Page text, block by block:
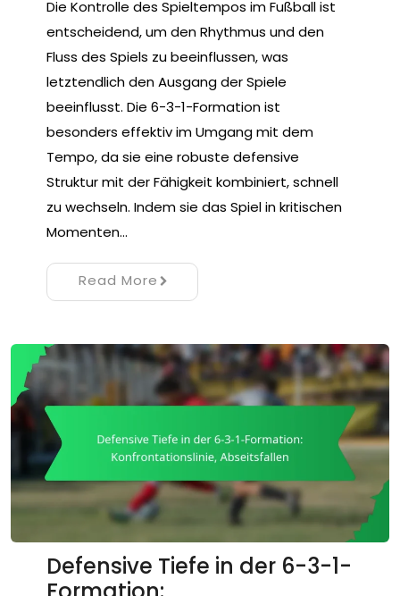
Die Kontrolle des Spieltempos im Fußball ist
entscheidend, um den Rhythmus und den
Fluss des Spiels zu beeinflussen, was
letztendlich den Ausgang der Spiele
beeinflusst. Die 6-3-1-Formation ist
besonders effektiv im Umgang mit dem
Tempo, da sie eine robuste defensive
Struktur mit der Fähigkeit kombiniert, schnell
zu wechseln. Indem sie das Spiel in kritischen
Momenten…
Read More
Defensive Tiefe in der 6-3-1-